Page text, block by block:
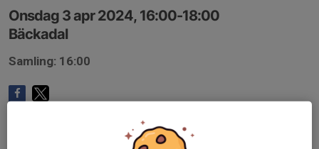
Onsdag 3 apr 2024, 16:00-18:00
Bäckadal
Samling: 16:00